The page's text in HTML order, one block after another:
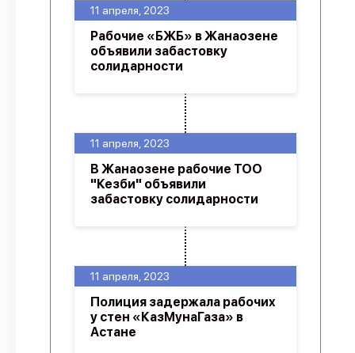
11 апреля, 2023
Полиция задержала рабочих
у стен «КазМунаГаза» в
Астане
11 апреля, 2023
В Жанаозене рабочие ТОО
"Кезби" объявили
забастовку солидарности
11 апреля, 2023
Рабочие «БЖБ» в Жанаозене
объявили забастовку
солидарности